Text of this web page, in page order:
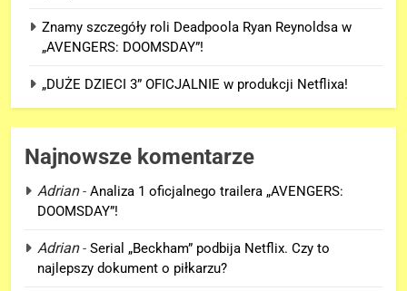
Znamy szczegóły roli Deadpoola Ryan Reynoldsa w
„AVENGERS: DOOMSDAY”!
„DUŻE DZIECI 3” OFICJALNIE w produkcji Netflixa!
Najnowsze komentarze
Adrian- Analiza 1 oficjalnego trailera „AVENGERS:
DOOMSDAY”!
Adrian- Serial „Beckham” podbija Netflix. Czy to
najlepszy dokument o piłkarzu?
„DUŻE DZIECI 3” OFICJALNIE w
produkcji Netflixa!